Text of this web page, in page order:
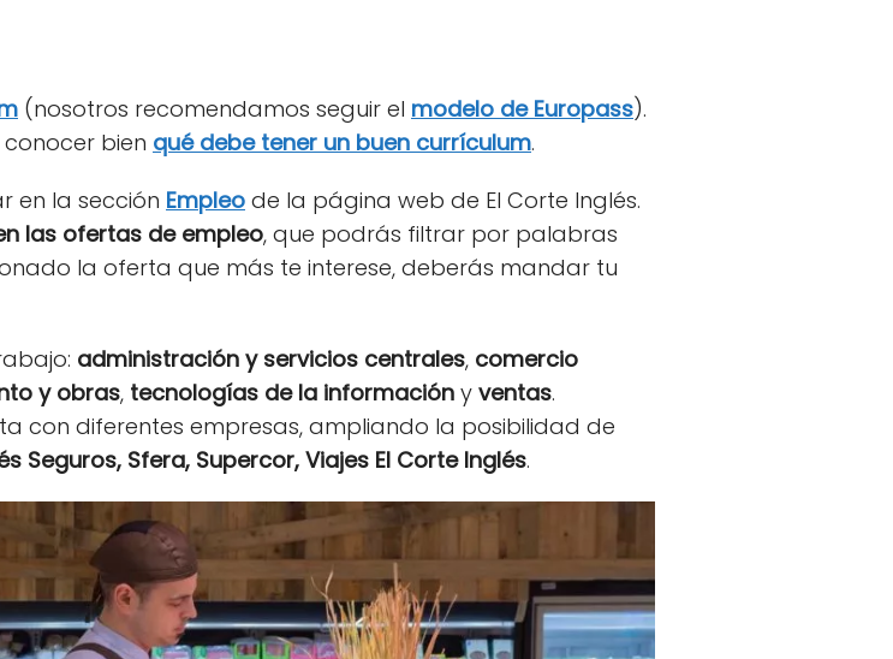
(nosotros recomendamos seguir el modelo de Europass).
bien qué debe tener un buen currículum.
en la sección Empleo de la página web de El Corte Inglés.
las ofertas de empleo, que podrás filtrar por palabras
la oferta que más te interese, deberás mandar tu
administración y servicios centrales, comercio
y obras, tecnologías de la información y ventas.
con diferentes empresas, ampliando la posibilidad de
Seguros, Sfera, Supercor, Viajes El Corte Inglés.